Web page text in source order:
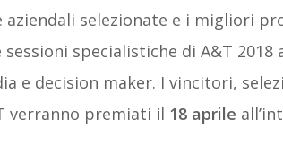
aziendali selezionate e i migliori
specialistiche di A&T 2018
e decision maker. I vincitori,
verranno premiati il 18 aprile